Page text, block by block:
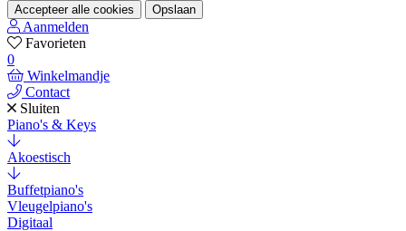
Accepteer alle cookies Opslaan
Aanmelden
Favorieten
0
Winkelmandje
Contact
Sluiten
Piano's & Keys
Akoestisch
Buffetpiano's
Vleugelpiano's
Digitaal